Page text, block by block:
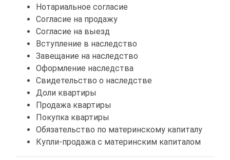
Нотариальное согласие
Согласие на продажу
Согласие на выезд
Вступление в наследство
Завещание на наследство
Оформление наследства
Свидетельство о наследстве
Доли квартиры
Продажа квартиры
Покупка квартиры
Обязательство по материнскому капиталу
Купли-продажа с материнским капиталом